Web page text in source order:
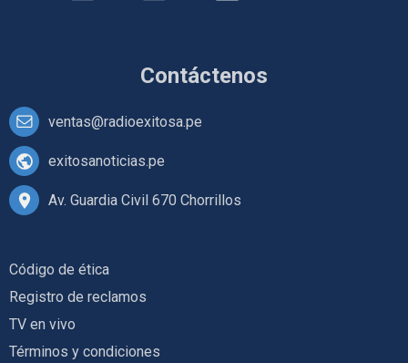
Contáctenos
ventas@radioexitosa.pe
exitosanoticias.pe
Av. Guardia Civil 670 Chorrillos
Código de ética
Registro de reclamos
TV en vivo
Términos y condiciones